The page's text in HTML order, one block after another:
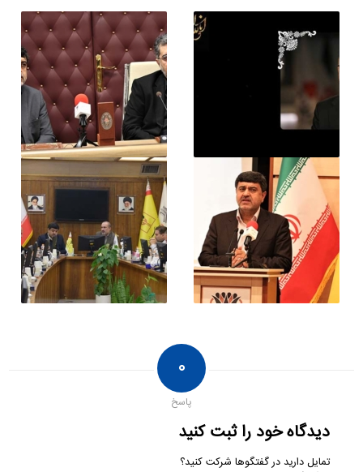
۰
پاسخ
دیدگاه خود را ثبت کنید
تمایل دارید در گفتگوها شرکت کنید؟